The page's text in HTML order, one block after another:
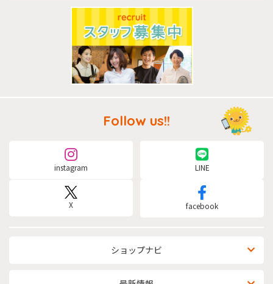
ショップナビ
Follow us!!
instagram LINE
X facebook